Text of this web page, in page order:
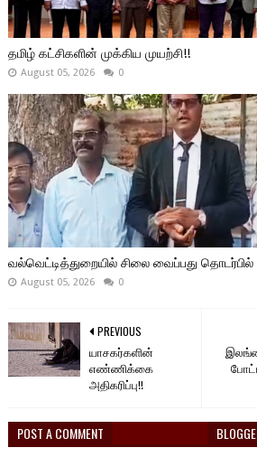
தமிழ் கட்சிகளின் முக்கிய முயற்சி!!
August 05, 2026 0
வல்வெட்டித்துறையில் சிலை வைப்பது தொடர்பில்
August 05, 2026 0
PREVIOUS
யாசகர்களின்
எண்ணிக்கை
அதிகரிப்பு!!
POST A COMMENT